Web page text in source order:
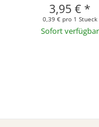
3,95 € *
0,39 € pro 1 Stueck
Sofort verfügbar